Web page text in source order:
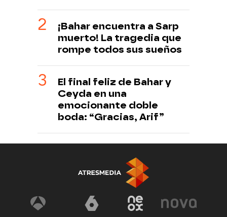
¡Bahar encuentra a Sarp
muerto! La tragedia que
rompe todos sus sueños
El final feliz de Bahar y
Ceyda en una
emocionante doble
boda: “Gracias, Arif”